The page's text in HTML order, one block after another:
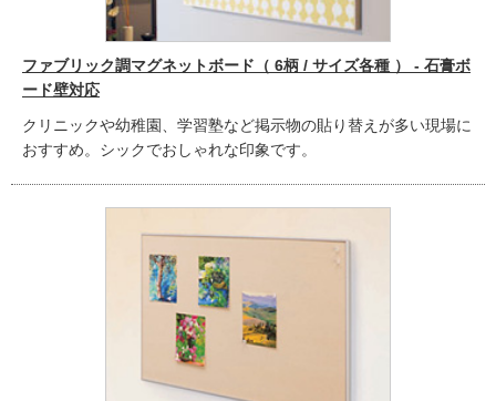
ファブリック調マグネットボード（ 6柄 / サイズ各種 ） - 石膏ボ
ード壁対応
クリニックや幼稚園、学習塾など掲示物の貼り替えが多い現場に
おすすめ。シックでおしゃれな印象です。